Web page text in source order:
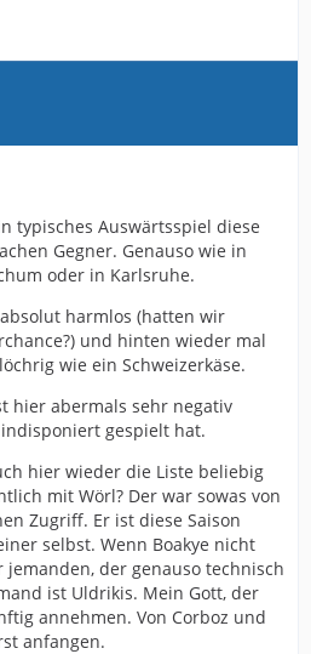
typisches Auswärtsspiel diese
Gegner. Genauso wie in
oder in Karlsruhe.
harmlos (hatten wir
und hinten wieder mal
wie ein Schweizerkäse.
hier abermals sehr negativ
gespielt hat.
hier wieder die Liste beliebig
mit Wörl? Der war sowas von
Zugriff. Er ist diese Saison
selbst. Wenn Boakye nicht
der genauso technisch
ist Uldrikis. Mein Gott, der
annehmen. Von Corboz und
anfangen.